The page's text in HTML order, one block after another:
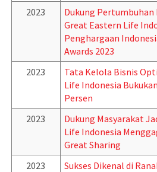
2023
Dukung Pertumbuhan
Great Eastern Life
Penghargaan
Awards 2023
2023
Tata Kelola Bisnis
Life Indonesia
Persen
2023
Dukung Masyarakat
Life Indonesia
Great Sharing
2023
Sukses Dikenal di